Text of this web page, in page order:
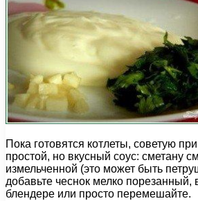
Пока готовятся котлеты, советую
простой, но вкусный соус: сметану
измельченной (это может быть
добавьте чеснок мелко порезанный,
блендере или просто перемешайте.